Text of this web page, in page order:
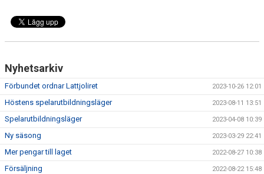
Nyhetsarkiv
Förbundet ordnar Lattjoliret 2023-10-26 12:01
Höstens spelarutbildningsläger 2023-08-11 13:51
Spelarutbildningsläger 2023-04-08 10:39
Ny säsong 2023-03-29 22:41
Mer pengar till laget 2022-08-27 10:38
Försäljning 2022-08-22 15:48